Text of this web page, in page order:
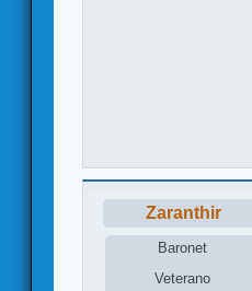
Zaranthir
Baronet
Veterano